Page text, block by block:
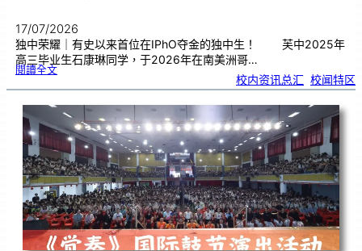
17/07/2026
独中荣耀｜有史以来首位在IPhO夺金的独中生！ 芙中2025年
高三毕业生石康琳同学，于2026年在南美洲哥…
閱讀全文:芙
生
获
际
物
理
赛
金
牌
！
校内资讯总汇 校闻特区